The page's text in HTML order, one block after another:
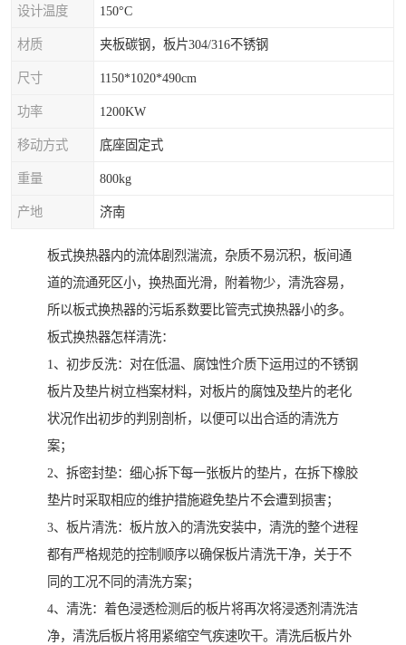
设计温度 150°C
材质 夹板碳钢，板片304/316不锈钢
尺寸 1150*1020*490cm
功率 1200KW
移动方式 底座固定式
重量 800kg
产地 济南
板式换热器内的流体剧烈湍流，杂质不易沉积，板间通
道的流通死区小，换热面光滑，附着物少，清洗容易，
所以板式换热器的污垢系数要比管壳式换热器小的多。
板式换热器怎样清洗：
1、初步反洗：对在低温、腐蚀性介质下运用过的不锈钢
板片及垫片树立档案材料，对板片的腐蚀及垫片的老化
状况作出初步的判别剖析，以便可以出合适的清洗方
案；
2、拆密封垫：细心拆下每一张板片的垫片，在拆下橡胶
垫片时采取相应的维护措施避免垫片不会遭到损害；
3、板片清洗：板片放入的清洗安装中，清洗的整个进程
都有严格规范的控制顺序以确保板片清洗干净，关于不
同的工况不同的清洗方案；
4、清洗：着色浸透检测后的板片将再次将浸透剂清洗洁
净，清洗后板片将用紧缩空气疾速吹干。清洗后板片外